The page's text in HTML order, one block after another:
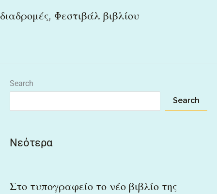
διαδρομές, Φεστιβάλ βιβλίου
Search
Search
Νεότερα
Στο τυπογραφείο το νέο βιβλίο της